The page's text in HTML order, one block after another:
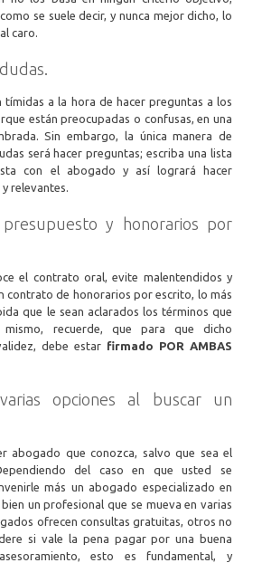
se suele decir, y nunca mejor dicho, lo
caro.
tímidas a la hora de hacer preguntas a los
están preocupadas o confusas, en una
Sin embargo, la única manera de
será hacer preguntas; escriba una lista
con el abogado y así logrará hacer
relevantes.
y honorarios por
el contrato oral, evite malentendidos y
contrato de honorarios por escrito, lo más
que le sean aclarados los términos que
recuerde, que para que dicho
debe estar firmado POR AMBAS
opciones al buscar un
abogado que conozca, salvo que sea el
del caso en que usted se
más un abogado especializado en
un profesional que se mueva en varias
ofrecen consultas gratuitas, otros no
si vale la pena pagar por una buena
esto es fundamental, y